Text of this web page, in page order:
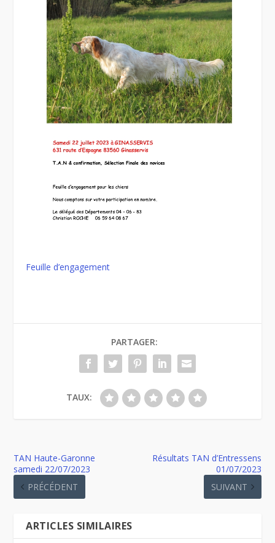
Feuille d’engagement
PARTAGER:
TAUX:
TAN Haute-Garonne
samedi 22/07/2023
PRÉCÉDENT
Résultats TAN d’Entressens
01/07/2023
SUIVANT
ARTICLES SIMILAIRES